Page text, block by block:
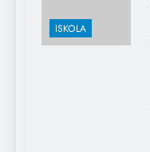
ISKOLA